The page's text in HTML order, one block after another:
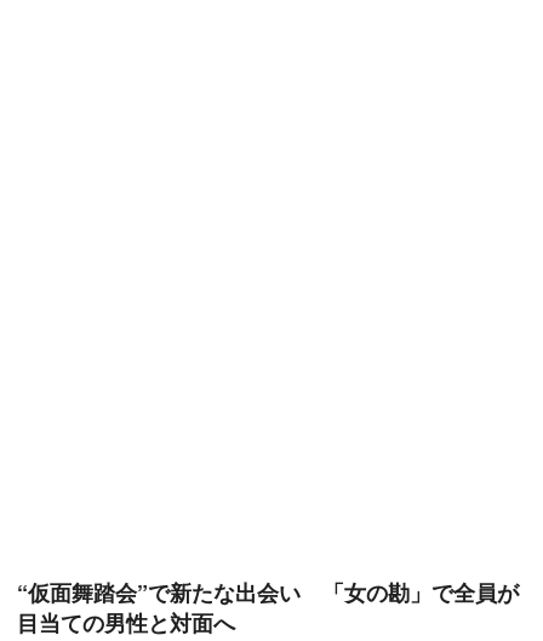
“仮面舞踏会”で新たな出会い 「女の勘」で全員が
目当ての男性と対面へ